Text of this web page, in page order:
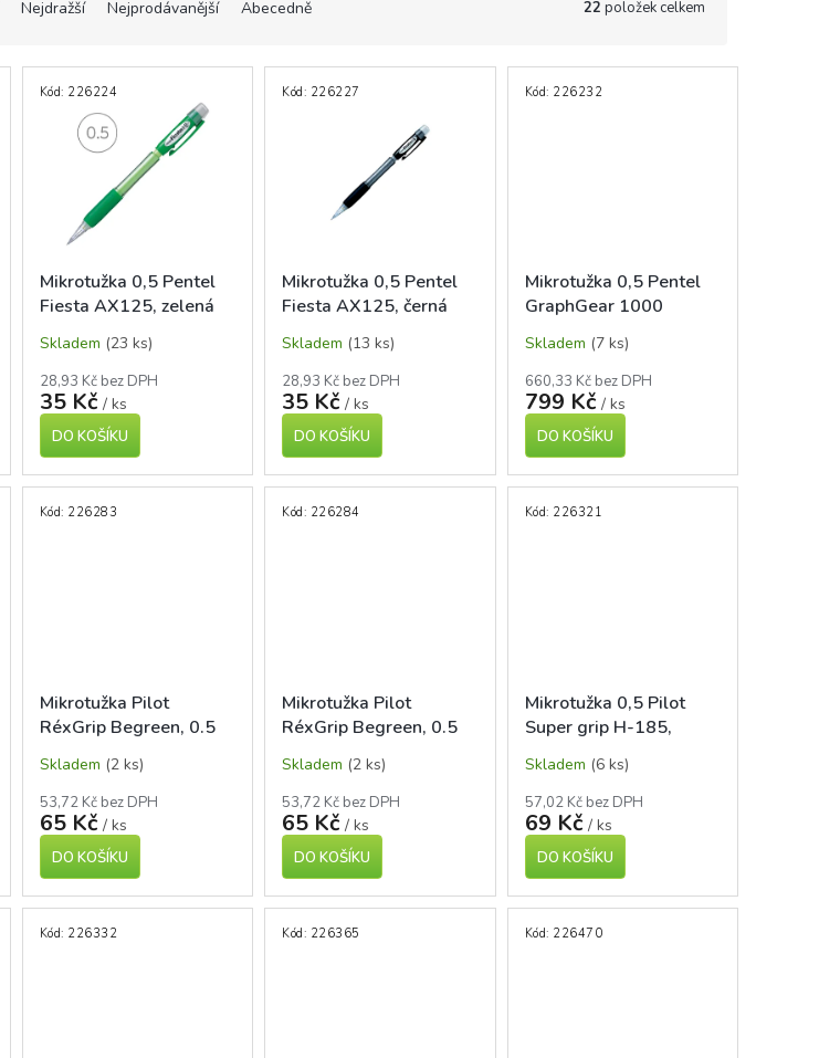
Nejdražší Nejprodávanější Abecedně 22 položek celkem
Mikrotužka 0,5 Pentel
Fiesta AX125, zelená
Skladem (23 ks)
28,93 Kč bez DPH
35 Kč / ks
DO KOŠÍKU
Kód: 226224
Mikrotužka 0,5 Pentel
Fiesta AX125, černá
Skladem (13 ks)
28,93 Kč bez DPH
35 Kč / ks
DO KOŠÍKU
Kód: 226227
Mikrotužka 0,5 Pentel
GraphGear 1000
Skladem (7 ks)
660,33 Kč bez DPH
799 Kč / ks
DO KOŠÍKU
Kód: 226232
Mikrotužka Pilot
RéxGrip Begreen, 0.5
Skladem (2 ks)
53,72 Kč bez DPH
65 Kč / ks
DO KOŠÍKU
Kód: 226283
Mikrotužka Pilot
RéxGrip Begreen, 0.5
Skladem (2 ks)
53,72 Kč bez DPH
65 Kč / ks
DO KOŠÍKU
Kód: 226284
Mikrotužka 0,5 Pilot
Super grip H-185,
Skladem (6 ks)
57,02 Kč bez DPH
69 Kč / ks
DO KOŠÍKU
Kód: 226321
Kód: 226332 Kód: 226365 Kód: 226470